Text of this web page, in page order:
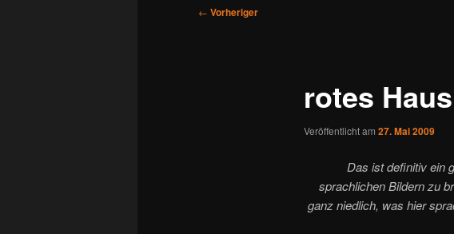
Beitragsnavigation
← Vorheriger
rotes
Veröffentlicht am 27. Mai 2009
Das ist definitiv ein
sprachlichen Bildern zu
ganz niedlich, was hier